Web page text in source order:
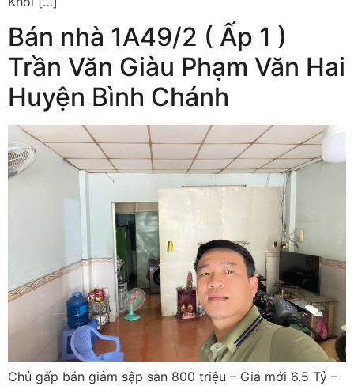
Bán nhà 1A49/2 ( Ấp 1 )
Trần Văn Giàu Phạm Văn Hai
Huyện Bình Chánh
Chủ gấp bán giảm sập sàn 800 triệu – Giá mới 6.5 Tỷ –